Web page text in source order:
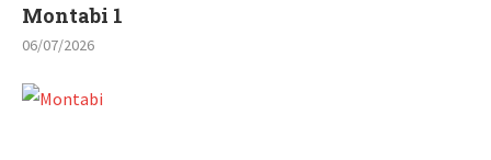
Montabi 1
06/07/2026